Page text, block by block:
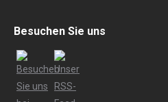
Besuchen Sie uns